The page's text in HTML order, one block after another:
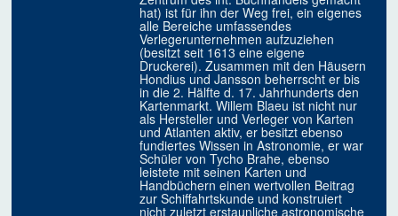
hat) ist für ihn der Weg frei, ein eigenes
alle Bereiche umfassendes
Verlegerunternehmen aufzuziehen
(besitzt seit 1613 eine eigene
Druckerei). Zusammen mit den Häusern
Hondius und Jansson beherrscht er bis
in die 2. Hälfte d. 17. Jahrhunderts den
Kartenmarkt. Willem Blaeu ist nicht nur
als Hersteller und Verleger von Karten
und Atlanten aktiv, er besitzt ebenso
fundiertes Wissen in Astronomie, er war
Schüler von Tycho Brahe, ebenso
leistete mit seinen Karten und
Handbüchern einen wertvollen Beitrag
zur Schiffahrtskunde und konstruiert
nicht zuletzt erstaunliche astronomische